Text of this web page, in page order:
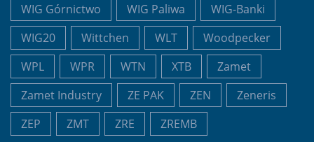
WIG Górnictwo
WIG Paliwa
WIG-Banki
WIG20
Wittchen WLT
Woodpecker
WPL
WPR WTN XTB
Zamet
Zamet Industry
ZE PAK ZEN
Zeneris
ZEP
ZMT ZRE ZREMB